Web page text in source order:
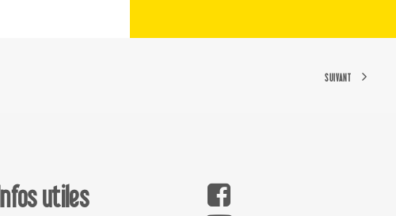
SUIVANT
Infos utiles